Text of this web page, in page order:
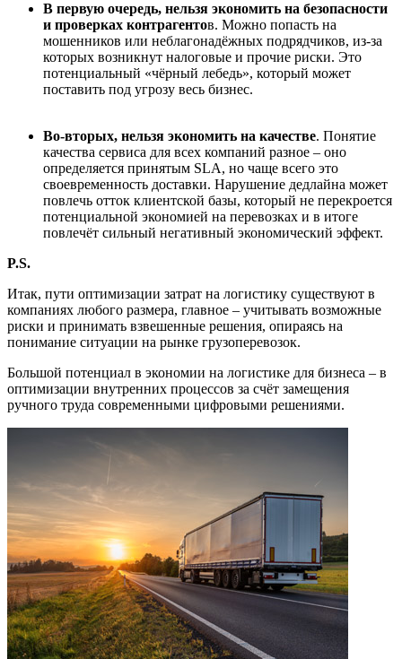
В первую очередь, нельзя экономить на безопасности
и проверках контрагентов. Можно попасть на
мошенников или неблагонадёжных подрядчиков, из-за
которых возникнут налоговые и прочие риски. Это
потенциальный «чёрный лебедь», который может
поставить под угрозу весь бизнес.
Во-вторых, нельзя экономить на качестве. Понятие
качества сервиса для всех компаний разное – оно
определяется принятым SLA, но чаще всего это
своевременность доставки. Нарушение дедлайна может
повлечь отток клиентской базы, который не перекроется
потенциальной экономией на перевозках и в итоге
повлечёт сильный негативный экономический эффект.
P.S.
Итак, пути оптимизации затрат на логистику существуют в
компаниях любого размера, главное – учитывать возможные
риски и принимать взвешенные решения, опираясь на
понимание ситуации на рынке грузоперевозок.
Большой потенциал в экономии на логистике для бизнеса – в
оптимизации внутренних процессов за счёт замещения
ручного труда современными цифровыми решениями.